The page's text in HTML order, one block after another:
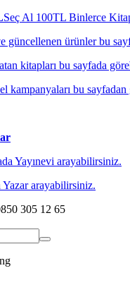
Seç Al 100TL Binlerce
güncellenen ürünler bu
kitapları bu sayfada
kampanyaları bu
Yayınevi arayabilirsiniz.
Yazar arayabilirsiniz.
305 12 65